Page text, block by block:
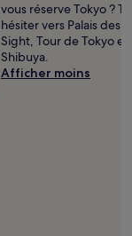
vous réserve Tokyo ?
hésiter vers Palais des
Sight, Tour de Tokyo
Shibuya.
Afficher moins